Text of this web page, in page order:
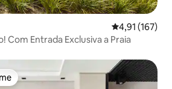
Средна
4,91 (167)
Com Entrada Exclusiva a Praia
на гостите